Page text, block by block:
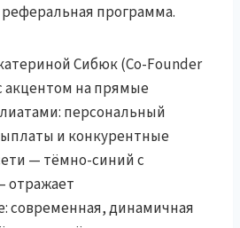
программа.
Сибюк (Co-Founder
акцентом на прямые
персональный
и конкурентные
— тёмно-синий с
отражает
современная, динамичная